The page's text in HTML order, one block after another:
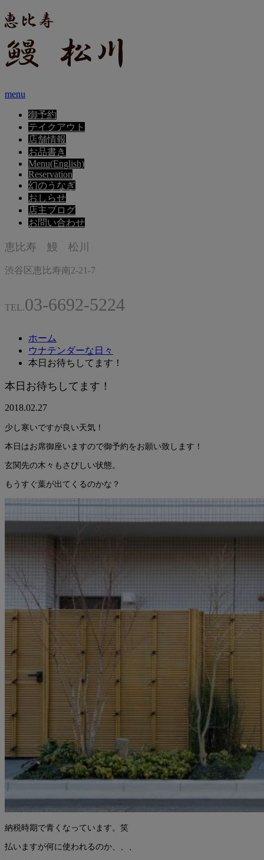
menu
御予約
テイクアウト
店舗情報
お品書き
Menu(English)
Reservation
幻のうなぎ
おしらせ
店主ブログ
お問い合わせ
恵比寿 鰻 松川
渋谷区恵比寿南2-21-7
TEL.03-6692-5224
ホーム
ウナテンダーな日々
本日お待ちしてます！
本日お待ちしてます！
2018.02.27
少し寒いですが良い天気！
本日はお席御座いますので御予約をお願い致します！
玄関先の木々もさびしい状態。
もうすぐ葉が出てくるのかな？
納税時期で青くなっています。笑
払いますが何に使われるのか、、、